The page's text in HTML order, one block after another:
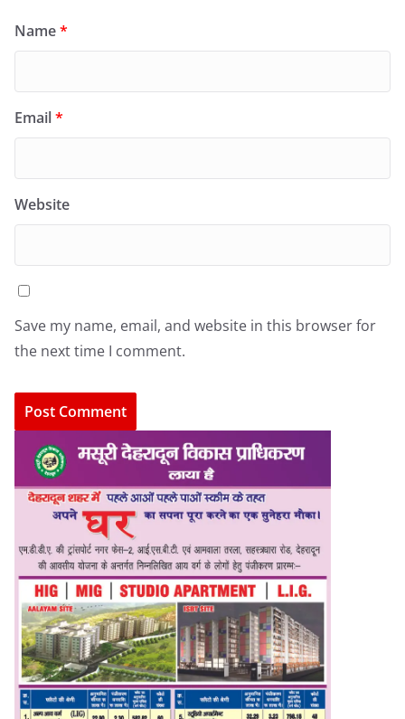
Name*
Email*
Website
Save my name, email, and website in this browser for
the next time I comment.